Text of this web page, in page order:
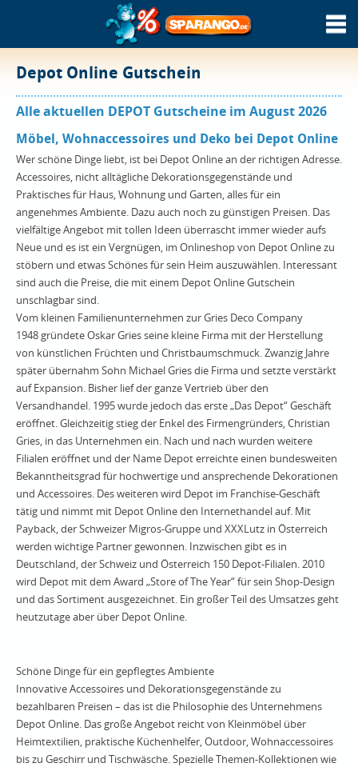
Depot Online Gutschein
Alle aktuellen DEPOT Gutscheine im August 2026
Möbel, Wohnaccessoires und Deko bei Depot Online
Wer schöne Dinge liebt, ist bei Depot Online an der richtigen Adresse.
Accessoires, nicht alltägliche Dekorationsgegenstände und
Praktisches für Haus, Wohnung und Garten, alles für ein
angenehmes Ambiente. Dazu auch noch zu günstigen Preisen. Das
vielfältige Angebot mit tollen Ideen überrascht immer wieder aufs
Neue und es ist ein Vergnügen, im Onlineshop von Depot Online zu
stöbern und etwas Schönes für sein Heim auszuwählen. Interessant
sind auch die Preise, die mit einem Depot Online Gutschein
unschlagbar sind.
Vom kleinen Familienunternehmen zur Gries Deco Company
1948 gründete Oskar Gries seine kleine Firma mit der Herstellung
von künstlichen Früchten und Christbaumschmuck. Zwanzig Jahre
später übernahm Sohn Michael Gries die Firma und setzte verstärkt
auf Expansion. Bisher lief der ganze Vertrieb über den
Versandhandel. 1995 wurde jedoch das erste „Das Depot“ Geschäft
eröffnet. Gleichzeitig stieg der Enkel des Firmengründers, Christian
Gries, in das Unternehmen ein. Nach und nach wurden weitere
Filialen eröffnet und der Name Depot erreichte einen bundesweiten
Bekanntheitsgrad für hochwertige und ansprechende Dekorationen
und Accessoires. Des weiteren wird Depot im Franchise-Geschäft
tätig und nimmt mit Depot Online den Internethandel auf. Mit
Payback, der Schweizer Migros-Gruppe und XXXLutz in Österreich
werden wichtige Partner gewonnen. Inzwischen gibt es in
Deutschland, der Schweiz und Österreich 150 Depot-Filialen. 2010
wird Depot mit dem Award „Store of The Year“ für sein Shop-Design
und das Sortiment ausgezeichnet. Ein großer Teil des Umsatzes geht
heutzutage aber über Depot Online.
Schöne Dinge für ein gepflegtes Ambiente
Innovative Accessoires und Dekorationsgegenstände zu
bezahlbaren Preisen – das ist die Philosophie des Unternehmens
Depot Online. Das große Angebot reicht von Kleinmöbel über
Heimtextilien, praktische Küchenhelfer, Outdoor, Wohnaccessoires
bis zu Geschirr und Tischwäsche. Spezielle Themen-Kollektionen wie